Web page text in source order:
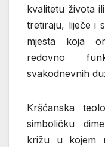
kvalitetu života
tretiraju, liječe i
mjesta koja
redovno
svakodnevnih
Kršćanska
simboličku
križu u kojem